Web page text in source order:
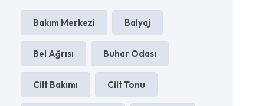
Bakım Merkezi Balyaj
Bel Ağrısı Buhar Odası
Cilt Bakımı Cilt Tonu